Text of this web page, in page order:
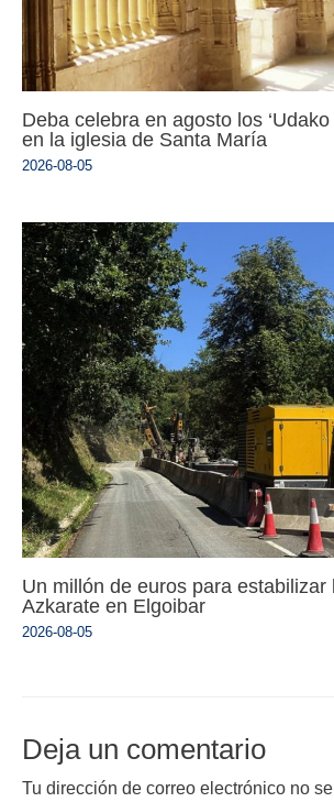
Deba celebra en agosto los ‘Udako
en la iglesia de Santa María
2026-08-05
Un millón de euros para estabilizar
Azkarate en Elgoibar
2026-08-05
Deja un comentario
Tu dirección de correo electrónico no